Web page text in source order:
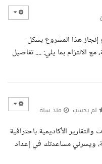
إنجاز هذا المشروع بشكل
الالتزام بما يلي: .... تفاصيل
لم يحسب منذ سنة
الأكاديمية باحترافية
ويسرني مساعدتك في إعداد